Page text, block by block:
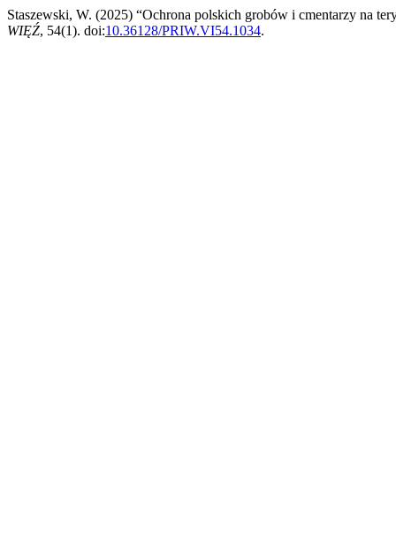
Staszewski, W. (2025) “Ochrona polskich grobów i cmentarzy na
WIĘŹ, 54(1). doi:10.36128/PRIW.VI54.1034.